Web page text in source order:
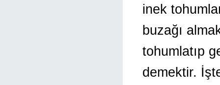
inek
buzağı
tohumlatıp
demektir.